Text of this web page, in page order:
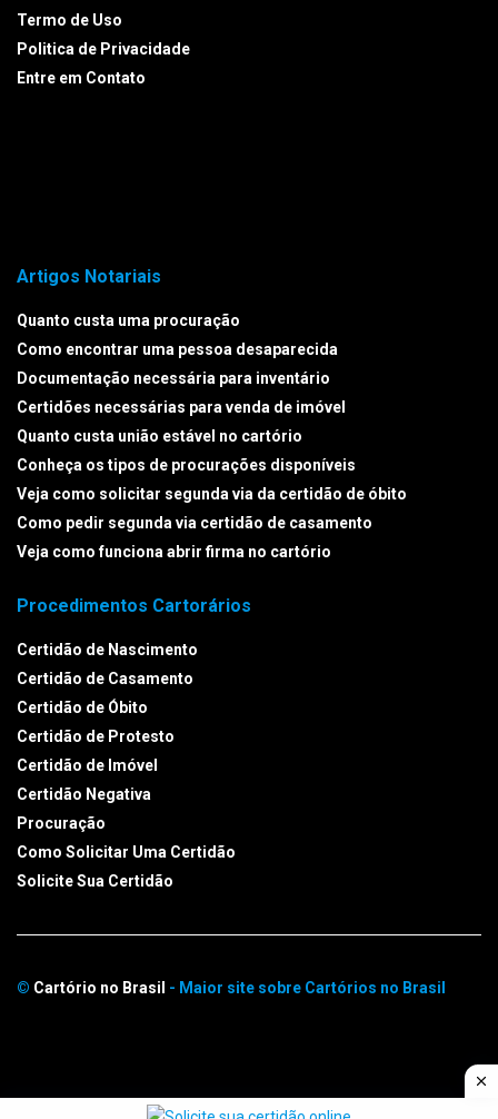
Termo de Uso
Politica de Privacidade
Entre em Contato
Artigos Notariais
Quanto custa uma procuração
Como encontrar uma pessoa desaparecida
Documentação necessária para inventário
Certidões necessárias para venda de imóvel
Quanto custa união estável no cartório
Conheça os tipos de procurações disponíveis
Veja como solicitar segunda via da certidão de óbito
Como pedir segunda via certidão de casamento
Veja como funciona abrir firma no cartório
Procedimentos Cartorários
Certidão de Nascimento
Certidão de Casamento
Certidão de Óbito
Certidão de Protesto
Certidão de Imóvel
Certidão Negativa
Procuração
Como Solicitar Uma Certidão
Solicite Sua Certidão
© Cartório no Brasil - Maior site sobre Cartórios no Brasil